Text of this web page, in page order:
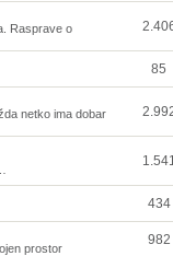
Rasprave o
85
netko ima dobar
434
prostor
982